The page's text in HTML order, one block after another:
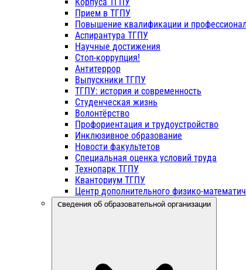
Корпуса ТГПУ
Прием в ТГПУ
Повышение квалификации и
Аспирантура ТГПУ
Научные достижения
Стоп-коррупция!
Антитеррор
Выпускники ТГПУ
ТГПУ: история и современность
Студенческая жизнь
Волонтёрство
Профориентация и трудоустройство
Инклюзивное образование
Новости факультетов
Специальная оценка условий труда
Технопарк ТГПУ
Кванториум ТГПУ
Центр дополнительного физико-
Сведения об образовательной организации